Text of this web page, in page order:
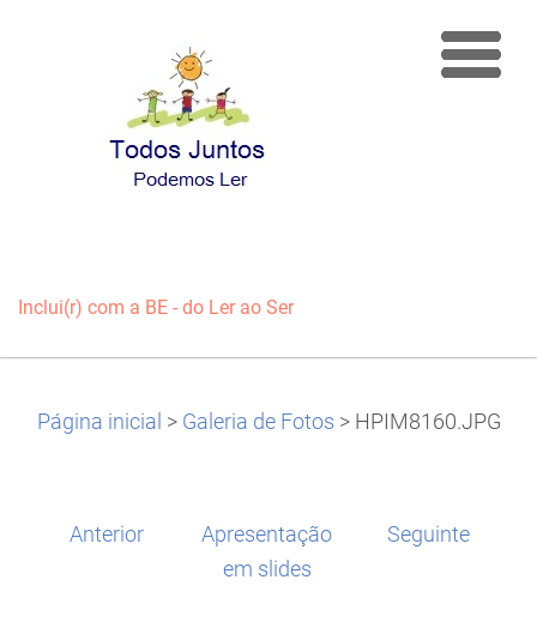
Inclui(r) com a BE - do Ler ao Ser
Página inicial > Galeria de Fotos > HPIM8160.JPG
Anterior
Apresentação
em slides
Seguinte